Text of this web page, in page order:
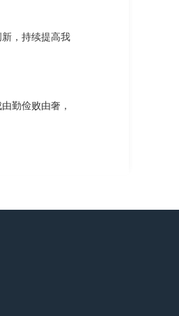
，持续提高我
勤俭败由奢，